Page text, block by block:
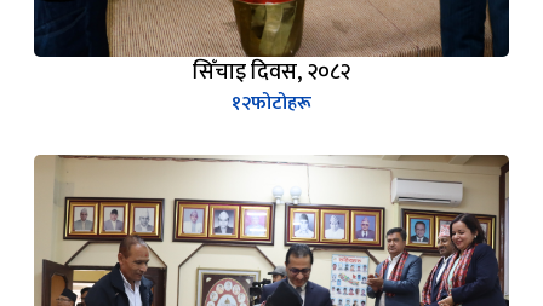
सिँचाइ दिवस, २०८२
१२फोटोहरू